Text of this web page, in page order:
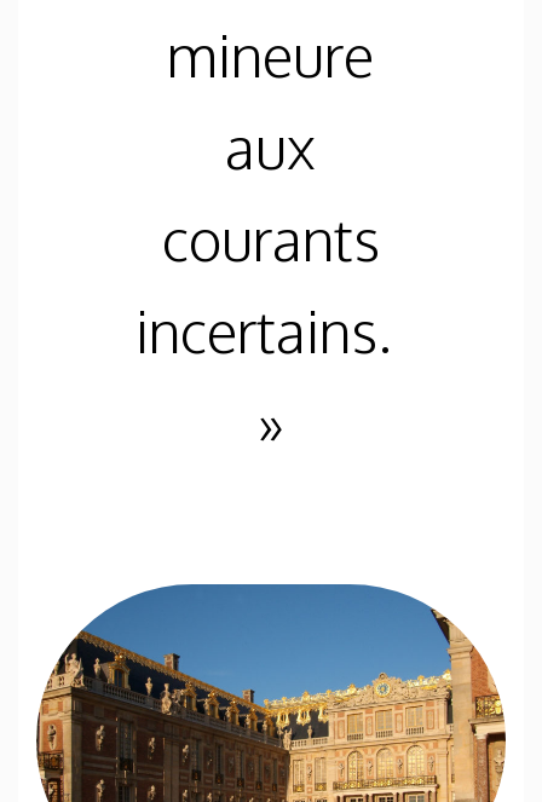
mineure
aux
courants
incertains.
»